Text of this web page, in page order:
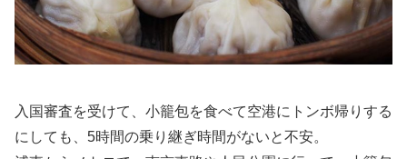
入国審査を受けて、小籠包を食べて空港にトンボ帰りする
にしても、5時間の乗り継ぎ時間がないと不安。